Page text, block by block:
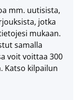
mm. uutisista,
jotka
mukaan.
samalla
voit voittaa 300
Katso kilpailun